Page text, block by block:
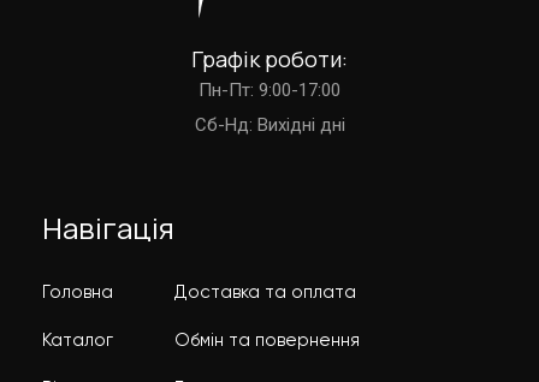
Графік роботи:
Пн-Пт: 9:00-17:00
Cб-Нд: Вихідні дні
Навігація
Головна
Каталог
Доставка та оплата
Обмін та повернення